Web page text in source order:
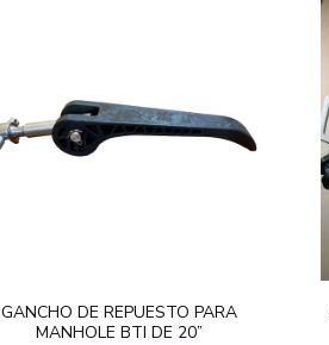
GANCHO DE REPUESTO PARA
MANHOLE BTI DE 20”